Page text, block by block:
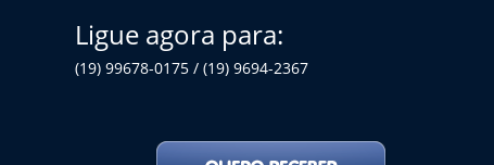
Ligue agora para:
(19) 99678-0175 / (19) 9694-2367